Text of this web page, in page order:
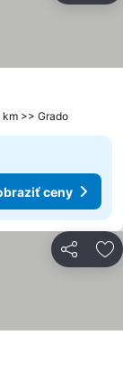
km >> Grado
ceny
Zdieľať